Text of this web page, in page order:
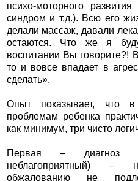
психо-моторного
синдром и т.д.). Всю его
делали массаж, давали
остаются. Что же я
воспитании Вы говорите?!
то и вовсе впадает в
сделать».
Опыт показывает, что
проблемам ребенка
как минимум, три чисто
Первая – диагноз
неблагоприятный) –
обжалованию не